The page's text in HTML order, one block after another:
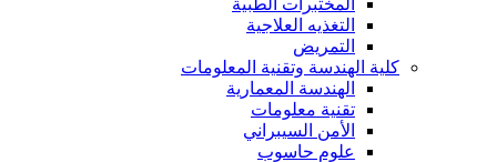
المختبرات الطبية
التغذيه العلاجية
التمريض
كلية الهندسة وتقنية المعلومات
الهندسة المعمارية
تقنية معلومات
الأمن السيبراني
علوم حاسوب